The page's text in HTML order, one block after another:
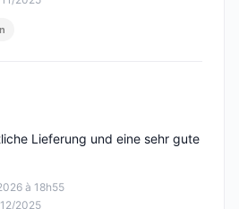
à 18h55
2025
Lieferung und eine sehr gute